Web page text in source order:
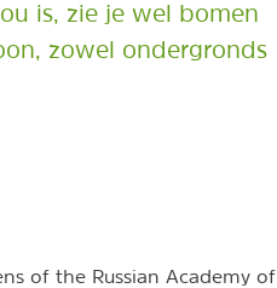
is, zie je wel bomen
zowel ondergronds
of the Russian Academy of